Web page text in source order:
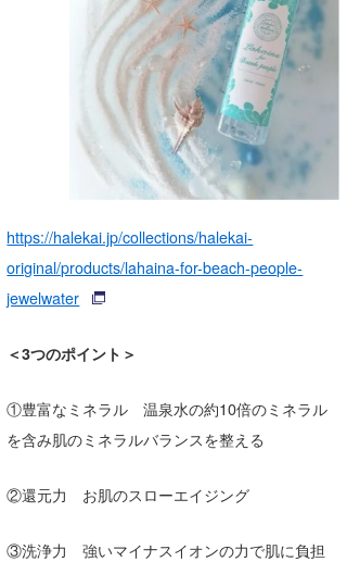
https://halekai.jp/collections/halekai-
original/products/lahaina-for-beach-people-
jewelwater
＜3つのポイント＞
①豊富なミネラル 温泉水の約10倍のミネラル
を含み肌のミネラルバランスを整える
②還元力 お肌のスローエイジング
③洗浄力 強いマイナスイオンの力で肌に負担